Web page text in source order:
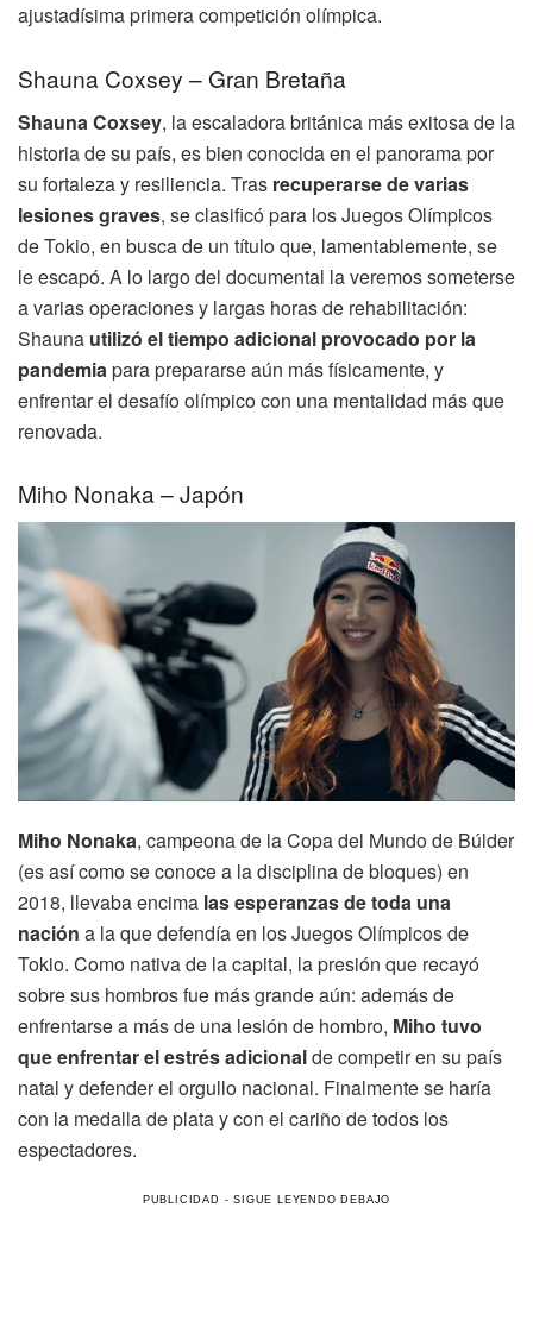
ajustadísima primera competición olímpica.
Shauna Coxsey – Gran Bretaña
Shauna Coxsey, la escaladora británica más exitosa de la
historia de su país, es bien conocida en el panorama por
su fortaleza y resiliencia. Tras recuperarse de varias
lesiones graves, se clasificó para los Juegos Olímpicos
de Tokio, en busca de un título que, lamentablemente, se
le escapó. A lo largo del documental la veremos someterse
a varias operaciones y largas horas de rehabilitación:
Shauna utilizó el tiempo adicional provocado por la
pandemiapara prepararse aún más físicamente, y
enfrentar el desafío olímpico con una mentalidad más que
renovada.
Miho Nonaka – Japón
Miho Nonaka, campeona de la Copa del Mundo de Búlder
(es así como se conoce a la disciplina de bloques) en
2018, llevaba encima las esperanzas de toda una
nación a la que defendía en los Juegos Olímpicos de
Tokio. Como nativa de la capital, la presión que recayó
sobre sus hombros fue más grande aún: además de
enfrentarse a más de una lesión de hombro, Miho tuvo
que enfrentar el estrés adicionalde competir en su país
natal y defender el orgullo nacional. Finalmente se haría
con la medalla de plata y con el cariño de todos los
espectadores.